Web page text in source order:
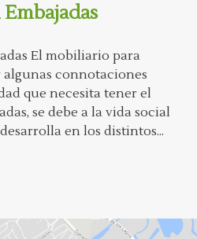
El mobiliario para
algunas connotaciones
que necesita tener el
se debe a la vida social
en los distintos...